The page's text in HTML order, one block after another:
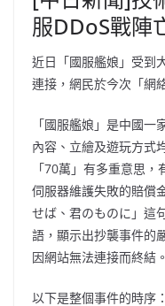
服DDoS戰陣
近日「國服艦娘」受到
連接，網民於今次「網
「國服艦娘」是中國
內容、立繪及遊玩方式
「70萬」有多重意思
伺服器維護失敗的賠償
せば、君のものに」這
語，顯示出抄襲事件的
因網站無法連接而終結。
以下是整個事件的時序：